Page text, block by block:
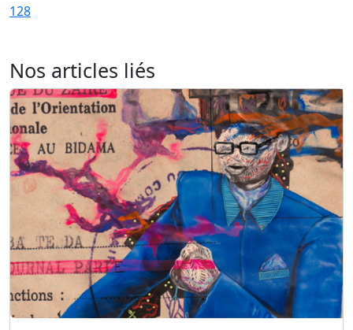
128
Nos articles liés